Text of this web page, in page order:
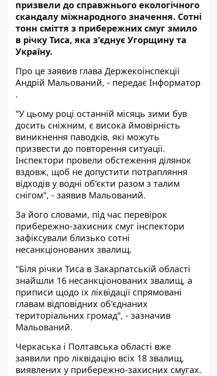
призвели до справжнього екологічного
скандалу міжнародного значення. Сотні
тонн сміття з прибережних смуг змило
в річку Тиса, яка з'єднує Угорщину та
Україну.
Про це заявив глава Держекоінспекції
Андрій Мальований, - передає Інформатор
.
"У цьому році останній місяць зими був
досить сніжним, є висока ймовірність
виникнення паводків, які можуть
призвести до повторення ситуації.
Інспектори провели обстеження ділянок
вздовж, щоб не допустити потрапляння
відходів у водні об'єкти разом з талим
снігом", - заявив Мальований.
За його словами, під час перевірок
прибережно-захисних смуг інспектори
зафіксували близько сотні
несанкціонованих звалищ.
"Біля річки Тиса в Закарпатській області
знайшли 16 несанкціонованих звалищ, а
приписи щодо їх ліквідації спрямовані
главам відповідних об'єднаних
територіальних громад", - зазначив
Мальований.
Черкаська і Полтавська області вже
заявили про ліквідацію всіх 18 звалищ,
виявлених у прибережно-захисних смугах.